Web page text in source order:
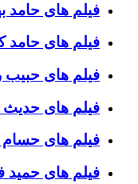
فیلم های حامد
فیلم های حامد
فیلم های حبیب
فیلم های حدیث
فیلم های
فیلم های حمید